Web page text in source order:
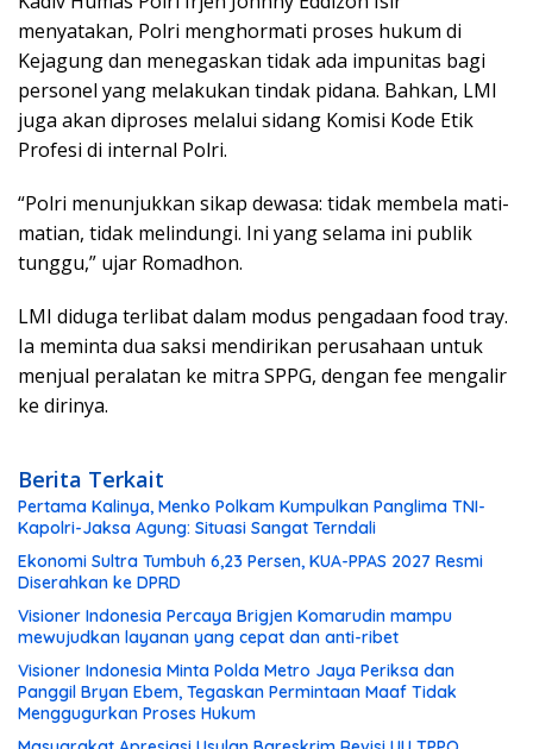
menyatakan, Polri menghormati proses hukum di
Kejagung dan menegaskan tidak ada impunitas bagi
personel yang melakukan tindak pidana. Bahkan, LMI
juga akan diproses melalui sidang Komisi Kode Etik
Profesi di internal Polri.
“Polri menunjukkan sikap dewasa: tidak membela mati-
matian, tidak melindungi. Ini yang selama ini publik
tunggu,” ujar Romadhon.
LMI diduga terlibat dalam modus pengadaan food tray.
Ia meminta dua saksi mendirikan perusahaan untuk
menjual peralatan ke mitra SPPG, dengan fee mengalir
ke dirinya.
Berita Terkait
Pertama Kalinya, Menko Polkam Kumpulkan Panglima TNI-
Kapolri-Jaksa Agung: Situasi Sangat Terndali
Ekonomi Sultra Tumbuh 6,23 Persen, KUA-PPAS 2027 Resmi
Diserahkan ke DPRD
Visioner Indonesia Percaya Brigjen Komarudin mampu
mewujudkan layanan yang cepat dan anti-ribet
Visioner Indonesia Minta Polda Metro Jaya Periksa dan
Panggil Bryan Ebem, Tegaskan Permintaan Maaf Tidak
Menggugurkan Proses Hukum